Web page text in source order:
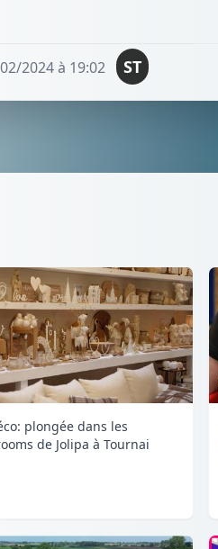
2024 à 19:02 ST
plongée dans les
de Jolipa à Tournai